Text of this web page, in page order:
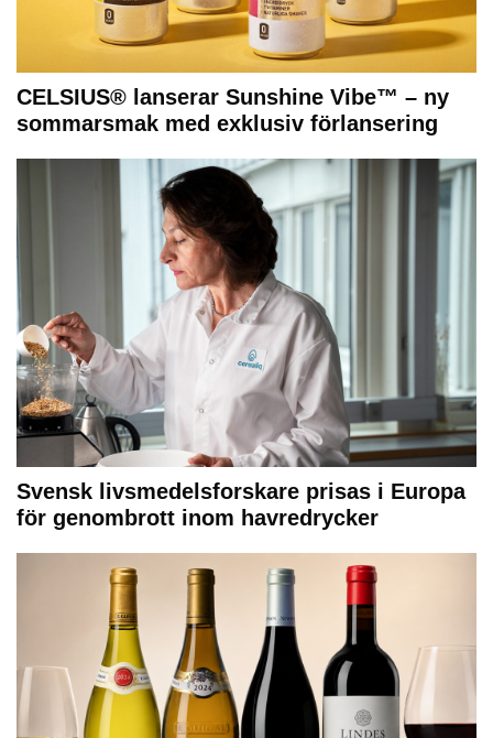
CELSIUS® lanserar Sunshine Vibe™ – ny
sommarsmak med exklusiv förlansering
Svensk livsmedelsforskare prisas i Europa
för genombrott inom havredrycker